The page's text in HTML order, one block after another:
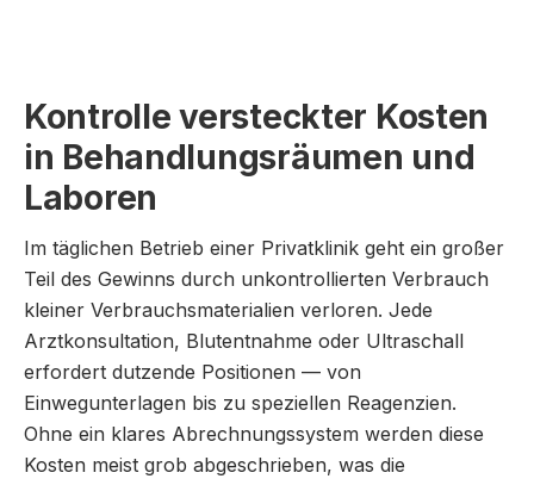
Kontrolle versteckter Kosten
in Behandlungsräumen und
Laboren
Im täglichen Betrieb einer Privatklinik geht ein großer
Teil des Gewinns durch unkontrollierten Verbrauch
kleiner Verbrauchsmaterialien verloren. Jede
Arztkonsultation, Blutentnahme oder Ultraschall
erfordert dutzende Positionen — von
Einwegunterlagen bis zu speziellen Reagenzien.
Ohne ein klares Abrechnungssystem werden diese
Kosten meist grob abgeschrieben, was die